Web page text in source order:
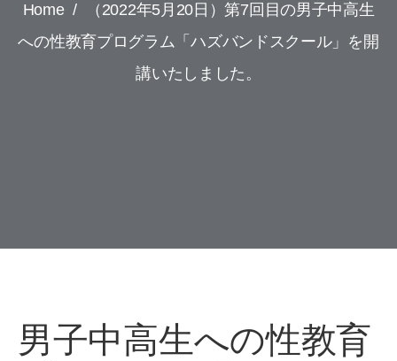
Home /
（2022年5月20日）第7回目の男子中高生
への性教育プログラム「ハズバンドスクール」を開
講いたしました。
男子中高生への性教育